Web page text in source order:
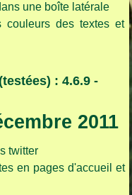
une boîte latérale
couleurs des textes et
: 4.6.9 -
2011
twitter
en pages d'accueil et